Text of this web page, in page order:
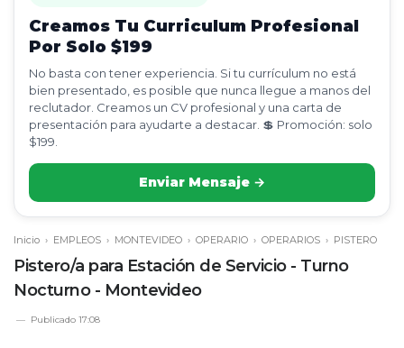
Creamos Tu Curriculum Profesional
Por Solo $199
No basta con tener experiencia. Si tu currículum no está
bien presentado, es posible que nunca llegue a manos del
reclutador. Creamos un CV profesional y una carta de
presentación para ayudarte a destacar. 💲 Promoción: solo
$199.
Enviar Mensaje →
Inicio › EMPLEOS › MONTEVIDEO › OPERARIO › OPERARIOS › PISTERO
Pistero/a para Estación de Servicio - Turno
Nocturno - Montevideo
Publicado 17:08